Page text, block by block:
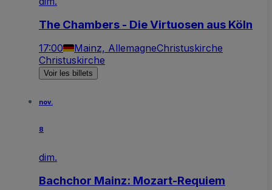
The Chambers - Die Virtuosen aus Köln
17:00 Mainz, AllemagneChristuskirche
Christuskirche
Voir les billets
nov.
8
dim.
Bachchor Mainz: Mozart-Requiem